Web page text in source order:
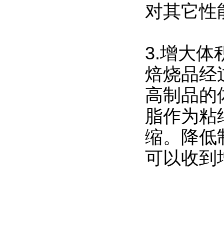
对其它性
3.增大体
焙烧品经
高制品的
脂作为
缩。降低
可以收到